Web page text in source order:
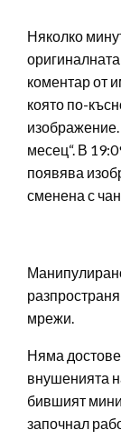
Няколко
коментар от
която по-
изображение.
месец“. В
появява
сменена с
мрежи.
Няма
внушенията
бившият
започнал